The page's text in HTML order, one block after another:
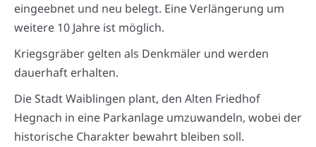
eingeebnet und neu belegt. Eine Verlängerung um
weitere 10 Jahre ist möglich.
Kriegsgräber gelten als Denkmäler und werden
dauerhaft erhalten.
Die Stadt Waiblingen plant, den Alten Friedhof
Hegnach in eine Parkanlage umzuwandeln, wobei der
historische Charakter bewahrt bleiben soll.